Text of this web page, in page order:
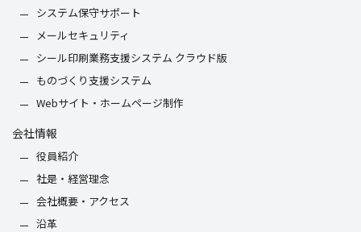
システム保守サポート
メールセキュリティ
シール印刷業務支援システム クラウド版
ものづくり支援システム
Webサイト・ホームページ制作
会社情報
役員紹介
社是・経営理念
会社概要・アクセス
沿革